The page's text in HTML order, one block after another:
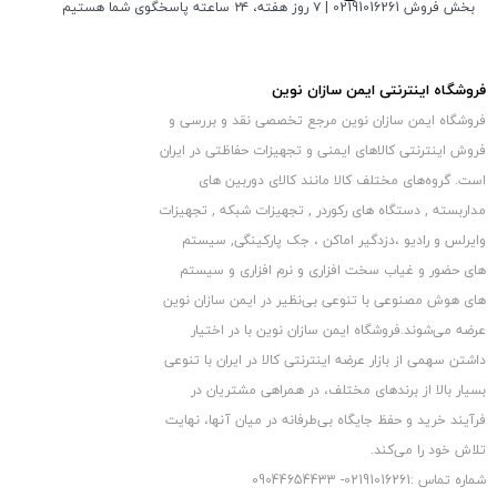
در یک خانواده میتوانند هم فرزندان خود را مشاهده کنند و هم با آن ها
صحبت کنند.
دید در شب رنگی
بخش فروش 02191016261 | ۷ روز هفته، ۲۴ ساعته پاسخگوی شما هستیم
فروشگاه اینترنتی ایمن سازان نوین
فروشگاه ایمن سازان نوین مرجع تخصصی نقد و بررسی و
فروش اینترنتی کالاهای ایمنی و تجهیزات حفاظتی در ایران
است. گروه‏‏‌های مختلف کالا مانند کالای دوربین های
مداربسته , دستگاه های رکوردر , تجهیزات شبکه , تجهیزات
وایرلس و رادیو ،دزدگیر اماکن ، جک پارکینگی, سیستم
های حضور و غیاب سخت افزاری و نرم افزاری و سیستم
های هوش مصنوعی با تنوعی بی‌نظیر در ایمن سازان نوین
عرضه می‏‏‏‌شوند.فروشگاه ایمن سازان نوین با در اختیار
داشتن سهمی از بازار عرضه اینترنتی کالا در ایران با تنوعی
بسیار بالا از برندهای مختلف، در همراهی مشتریان در
فرآیند خرید و حفظ جایگاه بی‏‏‏‌طرفانه در میان آنها، نهایت
تلاش خود را می‌‏‏کند.
شماره تماس :02191016261- 09044654433